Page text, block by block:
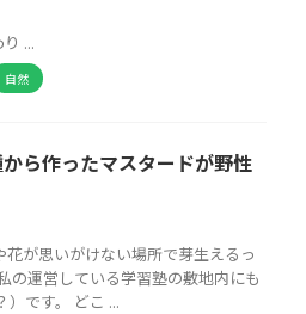
...
自然
ら作ったマスタードが野性
が思いがけない場所で芽生えるっ
の運営している学習塾の敷地内にも
です。 どこ ...